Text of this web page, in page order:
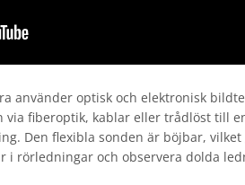
använder optisk och elektronisk
fiberoptik, kablar eller trådlöst till
Den flexibla sonden är böjbar,
i rörledningar och observera dolda